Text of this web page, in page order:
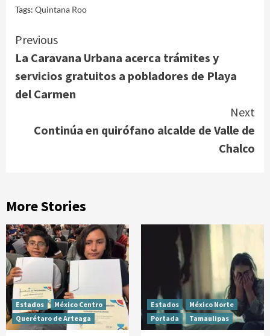
Tags: Quintana Roo
Continue
Reading
Previous
La Caravana Urbana acerca trámites y
servicios gratuitos a pobladores de Playa
del Carmen
Next
Continúa en quirófano alcalde de Valle de
Chalco
More Stories
Estados
México Centro
Querétaro de Arteaga
Estados
México Norte
Portada
Tamaulipas